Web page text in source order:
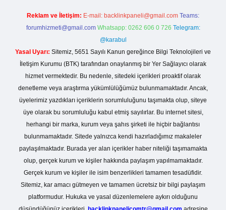
Reklam ve İletişim: E-mail: backlinkpaneli@gmail.com Teams:
forumhizmeti@gmail.com Whatsapp: 0262 606 0 726 Telegram:
@karabul
Yasal Uyarı: Sitemiz, 5651 Sayılı Kanun gereğince Bilgi Teknolojileri ve
İletişim Kurumu (BTK) tarafından onaylanmış bir Yer Sağlayıcı olarak
hizmet vermektedir. Bu nedenle, sitedeki içerikleri proaktif olarak
denetleme veya araştırma yükümlülüğümüz bulunmamaktadır. Ancak,
üyelerimiz yazdıkları içeriklerin sorumluluğunu taşımakta olup, siteye
üye olarak bu sorumluluğu kabul etmiş sayılırlar. Bu internet sitesi,
herhangi bir marka, kurum veya şahıs şirketi ile hiçbir bağlantısı
bulunmamaktadır. Sitede yalnızca kendi hazırladığımız makaleler
paylaşılmaktadır. Burada yer alan içerikler haber niteliği taşımamakta
olup, gerçek kurum ve kişiler hakkında paylaşım yapılmamaktadır.
Gerçek kurum ve kişiler ile isim benzerlikleri tamamen tesadüfidir.
Sitemiz, kar amacı gütmeyen ve tamamen ücretsiz bir bilgi paylaşım
platformudur. Hukuka ve yasal düzenlemelere aykırı olduğunu